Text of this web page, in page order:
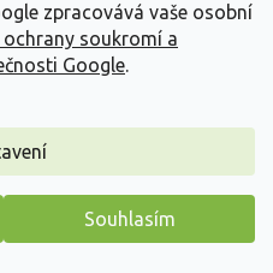
zpracovává vaše osobní
soukromí a
Google.
Souhlasím
listy. Dorůstá do výšky 80 -
do...
malý dárek